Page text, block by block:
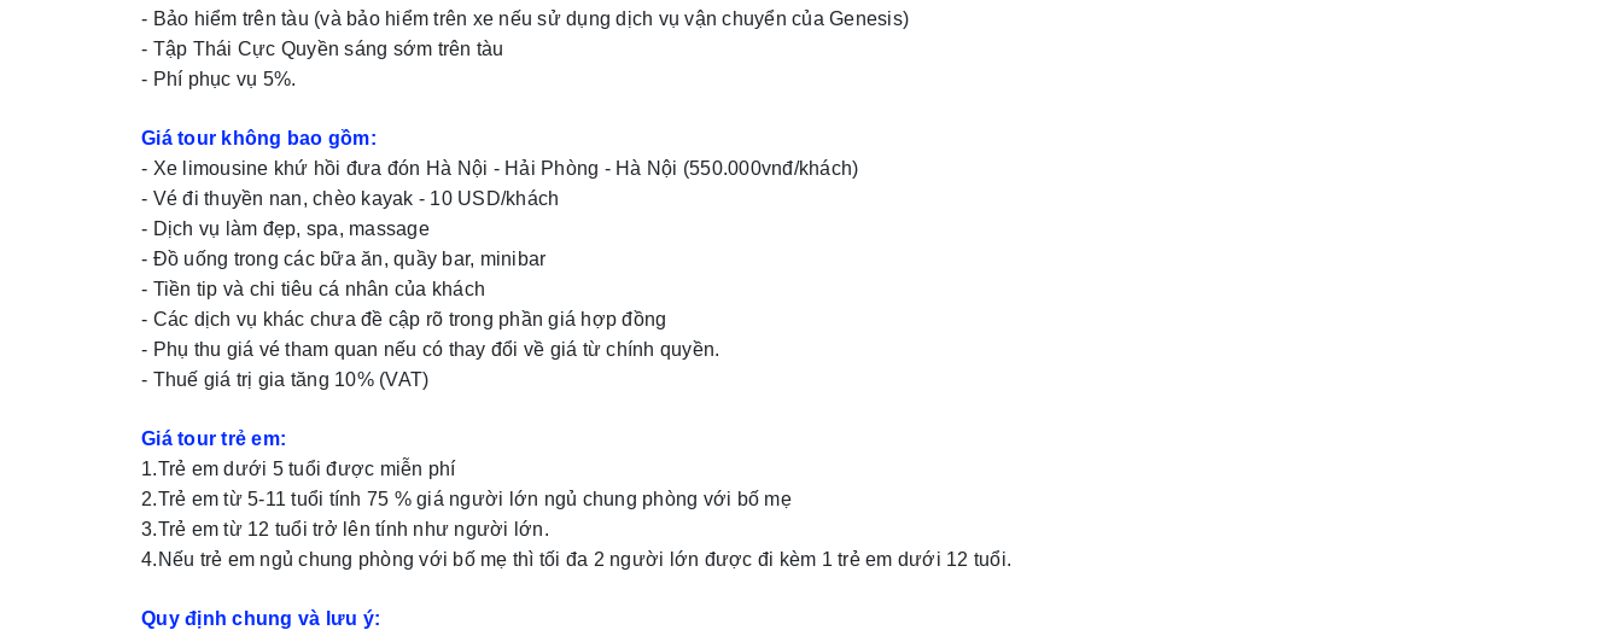
- Bảo hiểm trên tàu (và bảo hiểm trên xe nếu sử dụng dịch vụ vận chuyển của Genesis)
- Tập Thái Cực Quyền sáng sớm trên tàu
- Phí phục vụ 5%.
Giá tour không bao gồm:
- Xe limousine khứ hồi đưa đón Hà Nội - Hải Phòng - Hà Nội (550.000vnđ/khách)
- Vé đi thuyền nan, chèo kayak - 10 USD/khách
- Dịch vụ làm đẹp, spa, massage
- Đồ uống trong các bữa ăn, quầy bar, minibar
- Tiền tip và chi tiêu cá nhân của khách
- Các dịch vụ khác chưa đề cập rõ trong phần giá hợp đồng
- Phụ thu giá vé tham quan nếu có thay đổi về giá từ chính quyền.
- Thuế giá trị gia tăng 10% (VAT)
Giá tour trẻ em:
1.Trẻ em dưới 5 tuổi được miễn phí
2.Trẻ em từ 5-11 tuổi tính 75 % giá người lớn ngủ chung phòng với bố mẹ
3.Trẻ em từ 12 tuổi trở lên tính như người lớn.
4.Nếu trẻ em ngủ chung phòng với bố mẹ thì tối đa 2 người lớn được đi kèm 1 trẻ em dưới 12 tuổi.
Quy định chung và lưu ý: